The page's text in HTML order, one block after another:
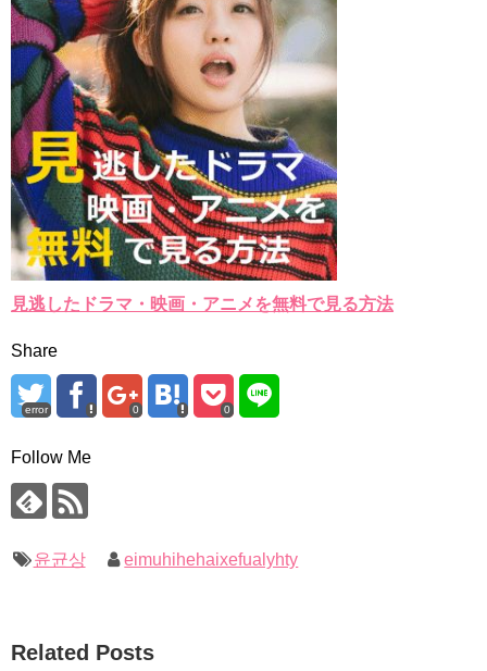
見逃したドラマ・映画・アニメを無料で見る方法
Share
error 0 0
Follow Me
윤균상 eimuhihehaixefualyhty
Related Posts